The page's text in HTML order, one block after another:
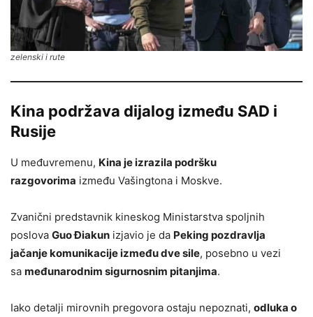
zelenski i rute
Kina podržava dijalog između SAD i
Rusije
U međuvremenu, Kina je izrazila podršku
razgovorima između Vašingtona i Moskve.
Zvanični predstavnik kineskog Ministarstva spoljnih
poslova Guo Điakun izjavio je da Peking pozdravlja
jačanje komunikacije između dve sile, posebno u vezi
sa međunarodnim sigurnosnim pitanjima.
Iako detalji mirovnih pregovora ostaju nepoznati, odluka o